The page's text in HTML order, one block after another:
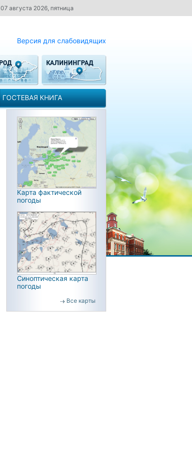
07 августа 2026, пятница
Версия для слабовидящих
ГОСТЕВАЯ КНИГА
Карта фактической
погоды
Синоптическая карта
погоды
Все карты